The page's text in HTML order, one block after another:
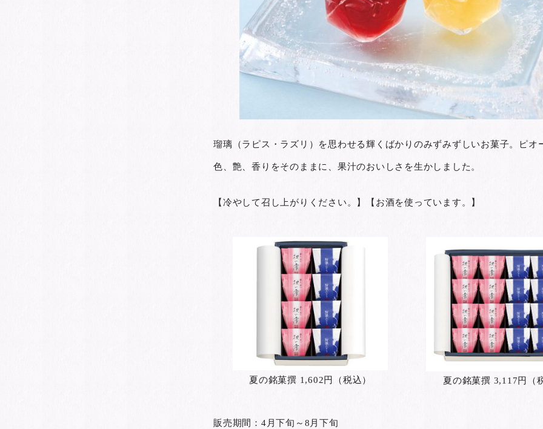
瑠璃（ラピス・ラズリ）を思わせる輝くばかりのみずみずしいお菓子。ピオ
色、艶、香りをそのままに、果汁のおいしさを生かしました。
【冷やして召し上がりください。】【お酒を使っています。】
夏の銘菓撰 1,602円（税込） 夏の銘菓撰 3,117円（
販売期間：4月下旬～8月下旬